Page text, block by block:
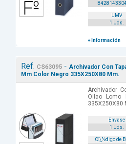
UMV
1 Uds.
+ Información
Ref. CS63095 - Archivador Con
Mm Color Negro 335X250X80 Mm.
Archivador
Ollao Lomo
335X250X80
Envase
1 Uds.
Cï¿½digo de